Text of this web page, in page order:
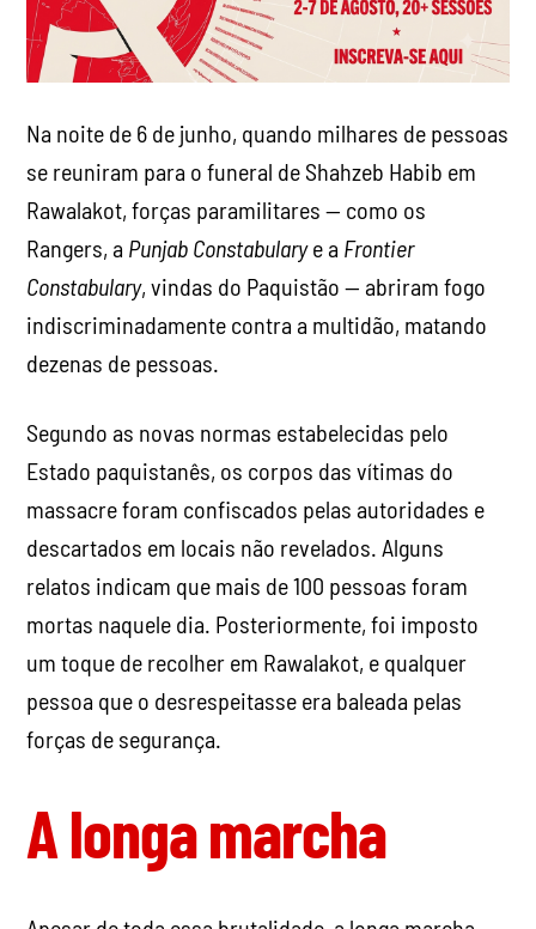
Na noite de 6 de junho, quando milhares de pessoas
se reuniram para o funeral de Shahzeb Habib em
Rawalakot, forças paramilitares — como os
Rangers, a Punjab Constabularye a Frontier
Constabulary, vindas do Paquistão — abriram fogo
indiscriminadamente contra a multidão, matando
dezenas de pessoas.
Segundo as novas normas estabelecidas pelo
Estado paquistanês, os corpos das vítimas do
massacre foram confiscados pelas autoridades e
descartados em locais não revelados. Alguns
relatos indicam que mais de 100 pessoas foram
mortas naquele dia. Posteriormente, foi imposto
um toque de recolher em Rawalakot, e qualquer
pessoa que o desrespeitasse era baleada pelas
forças de segurança.
A longa marcha